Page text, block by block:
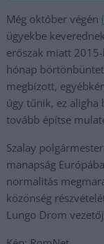
Még október végén
ügyekbe
erőszak miatt
hónap
megbízott,
úgy tűnik, ez aligha
tovább építse
Szalay
manapság
normalitás
közönség
Lungo Drom